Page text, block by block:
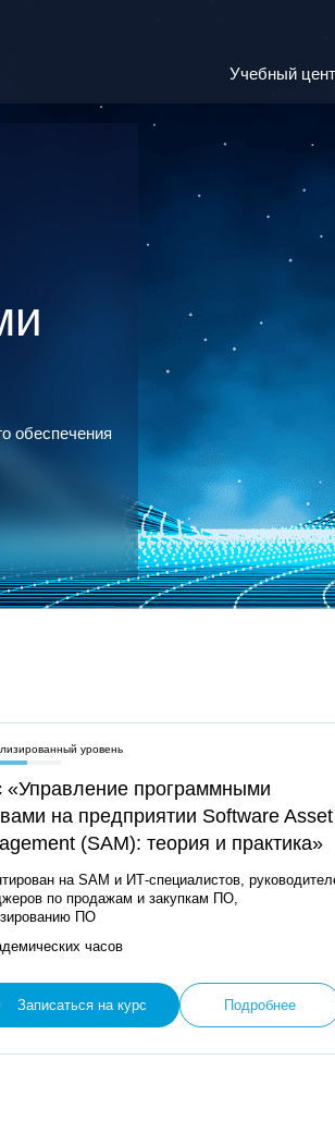
Учебный
обеспечения
уровень
«Управление программными
на предприятии Software Asset
(SAM): теория и практика»
на SAM и ИТ‑специалистов,
по продажам и закупкам ПО,
ПО
часов
Записаться на курс Подробнее